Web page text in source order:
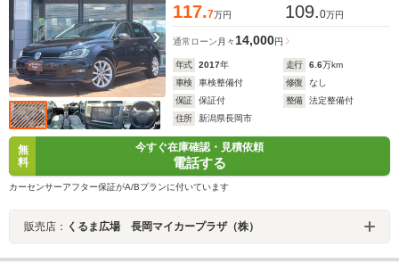
117.7万円 109.0万円
通常ローン 月々 14,000円
年式 2017年 走行 6.6万km
車検
車検整備付 修復
なし
保証
保証付 整備
法定整備付
住所
新潟県長岡市
無
料
今すぐ在庫確認・見積依頼
電話する
カーセンサーアフター保証がA/Bプランに付いています
販売店： くるま広場 長岡マイカープラザ（株）